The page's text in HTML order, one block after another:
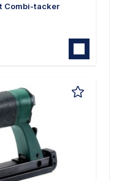
Combi-tacker